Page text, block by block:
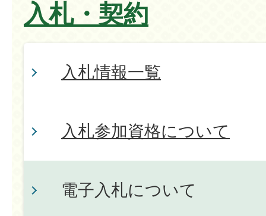
入札・契約
入札情報一覧
入札参加資格について
電子入札について